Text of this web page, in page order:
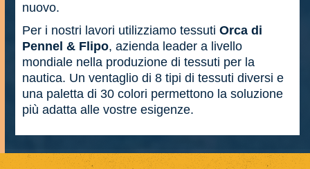
nuovo.
Per i nostri lavori utilizziamo tessuti Orca di
Pennel & Flipo, azienda leader a livello
mondiale nella produzione di tessuti per la
nautica. Un ventaglio di 8 tipi di tessuti diversi e
una paletta di 30 colori permettono la soluzione
più adatta alle vostre esigenze.